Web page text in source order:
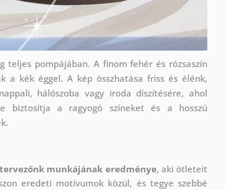
teljes pompájában. A finom fehér és rózsaszín
a kék éggel. A kép összhatása friss és élénk,
hálószoba vagy iroda díszítésére, ahol
biztosítja a ragyogó színeket és a hosszú
munkájának eredménye, aki ötleteit
eredeti motívumok közül, és tegye szebbé